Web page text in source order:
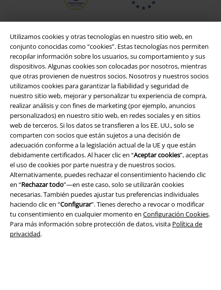
Utilizamos cookies y otras tecnologías en nuestro sitio web, en
conjunto conocidas como “cookies”. Estas tecnologías nos permiten
recopilar información sobre los usuarios, su comportamiento y sus
dispositivos. Algunas cookies son colocadas por nosotros, mientras
que otras provienen de nuestros socios. Nosotros y nuestros socios
utilizamos cookies para garantizar la fiabilidad y seguridad de
nuestro sitio web, mejorar y personalizar tu experiencia de compra,
realizar análisis y con fines de marketing (por ejemplo, anuncios
personalizados) en nuestro sitio web, en redes sociales y en sitios
web de terceros. Si los datos se transfieren a los EE. UU., solo se
comparten con socios que están sujetos a una decisión de
adecuación conforme a la legislación actual de la UE y que están
debidamente certificados. Al hacer clic en “Aceptar cookies”, aceptas
el uso de cookies por parte nuestra y de nuestros socios.
Alternativamente, puedes rechazar el consentimiento haciendo clic
en “Rechazar todo”—en este caso, solo se utilizarán cookies
necesarias. También puedes ajustar tus preferencias individuales
haciendo clic en “Configurar”. Tienes derecho a revocar o modificar
tu consentimiento en cualquier momento en Configuración Cookies.
Para más información sobre protección de datos, visita Política de
privacidad.
Legal
Términos y Condiciones
Aviso Legal
Ley protección de datos
Eliminación de residuos y protección del medioambiente
Declaración de Conformidad